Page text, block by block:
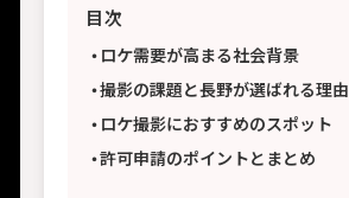
目次
ロケ需要が高まる社会背景
撮影の課題と長野が選ばれる理由
ロケ撮影におすすめのスポット
許可申請のポイントとまとめ